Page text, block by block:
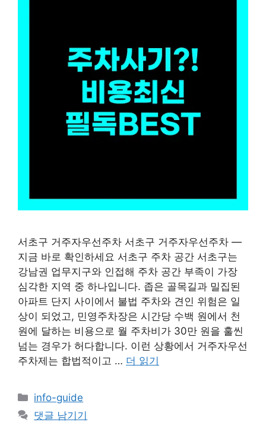
서초구 거주자우선주차 서초구 거주자우선주차 —
지금 바로 확인하세요 서초구 주차 공간 서초구는
강남권 업무지구와 인접해 주차 공간 부족이 가장
심각한 지역 중 하나입니다. 좁은 골목길과 밀집된
아파트 단지 사이에서 불법 주차와 견인 위험은 일
상이 되었고, 민영주차장은 시간당 수백 원에서 천
원에 달하는 비용으로 월 주차비가 30만 원을 훌씬
넘는 경우가 허다합니다. 이런 상황에서 거주자우선
주차제는 합법적이고 … 더 읽기
카
테
고
info-guide
댓글 남기기